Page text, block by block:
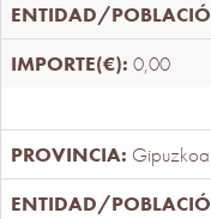
0,00
Gipuzkoa